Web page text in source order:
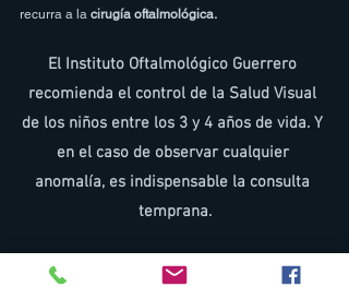
recurra a la cirugía oftalmológica.
El Instituto Oftalmológico Guerrero
recomienda el control de la Salud Visual
de los niños entre los 3 y 4 años de vida. Y
en el caso de observar cualquier
anomalía, es indispensable la consulta
temprana.
Obras sociales